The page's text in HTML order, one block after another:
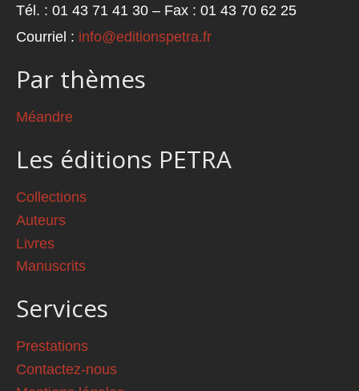
Tél. : 01 43 71 41 30 – Fax : 01 43 70 62 25
Courriel : info@editionspetra.fr
Par thèmes
Méandre
Les éditions PETRA
Collections
Auteurs
Livres
Manuscrits
Services
Prestations
Contactez-nous